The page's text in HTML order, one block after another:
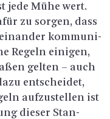
jede Mühe wert.
zu sor­gen, dass
kom­mu­ni­
Re­geln ei­ni­gen,
gel­ten – auch
ent­schei­det,
auf­zu­stel­len ist
die­ser Stan­